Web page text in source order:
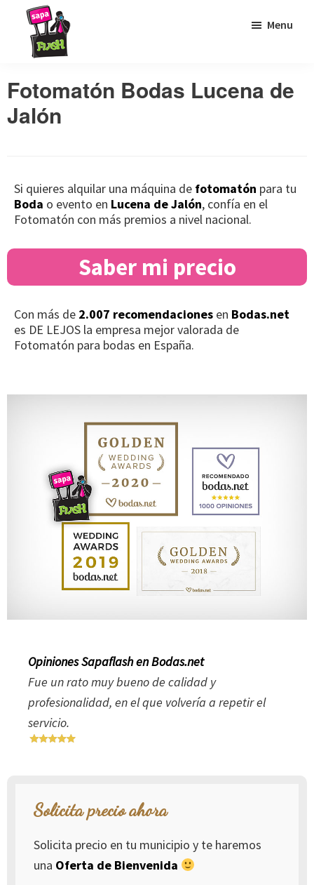
Saltar
principal
Saltar
contenido
Saltar
página
para
bodas
Menu
Fotomatón Bodas Lucena de
Jalón
Si quieres alquilar una máquina de fotomatón para tu
Boda o evento en Lucena de Jalón, confía en el
Fotomatón con más premios a nivel nacional.
Saber mi precio
Con más de 2.007 recomendaciones en Bodas.net
es DE LEJOS la empresa mejor valorada de
Fotomatón para bodas en España.
Opiniones Sapaflash en Bodas.net
Fue un rato muy bueno de calidad y
profesionalidad, en el que volvería a repetir el
servicio.
Solicita precio ahora
Solicita precio en tu municipio y te haremos
una Oferta de Bienvenida